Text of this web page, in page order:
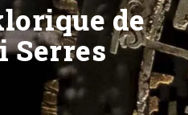
de
Serres